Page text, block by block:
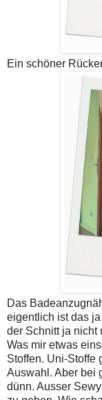
Ein schöner
Das
eigentlich ist das
der Schnitt ja nicht
Was mir etwas
Stoffen. Uni-Stoffe
Auswahl. Aber bei
dünn. Ausser